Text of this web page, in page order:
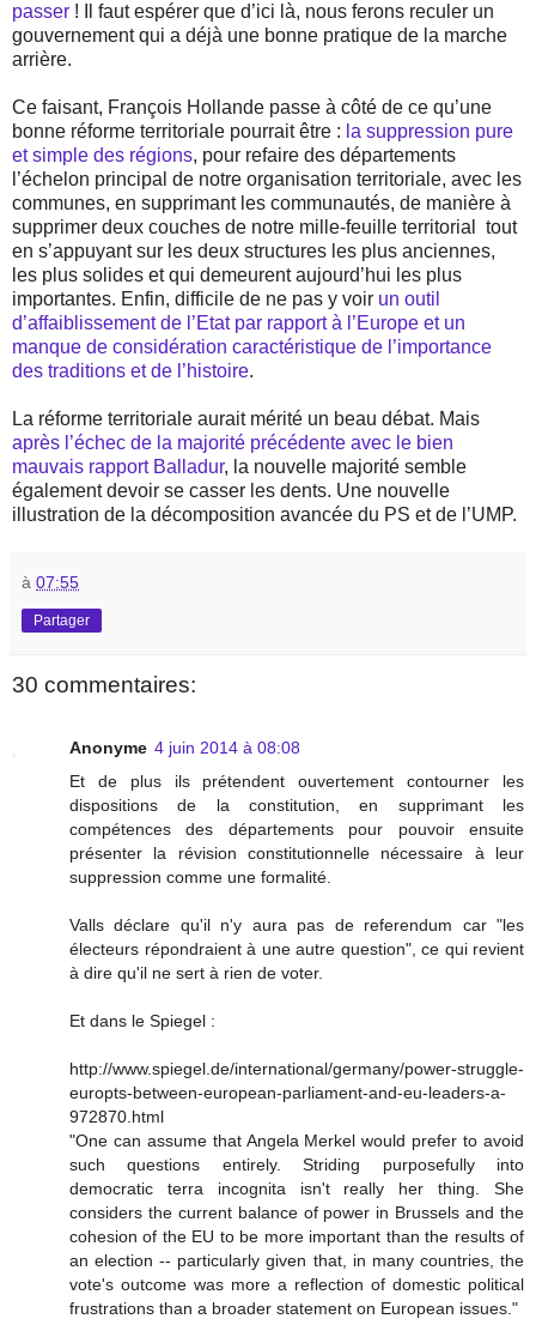
passer ! Il faut espérer que d’ici là, nous ferons reculer un
gouvernement qui a déjà une bonne pratique de la marche
arrière.
Ce faisant, François Hollande passe à côté de ce qu’une
bonne réforme territoriale pourrait être : la suppression pure
et simple des régions, pour refaire des départements
l’échelon principal de notre organisation territoriale, avec les
communes, en supprimant les communautés, de manière à
supprimer deux couches de notre mille-feuille territorial
tout
en s’appuyant sur les deux structures les plus anciennes,
les plus solides et qui demeurent aujourd’hui les plus
importantes. Enfin, difficile de ne pas y voir un outil
d’affaiblissement de l’Etat par rapport à l’Europe et un
manque de considération caractéristique de l’importance
des traditions et de l’histoire.
La réforme territoriale aurait mérité un beau débat. Mais
après l’échec de la majorité précédente avec le bien
mauvais rapport Balladur, la nouvelle majorité semble
également devoir se casser les dents. Une nouvelle
illustration de la décomposition avancée du PS et de l’UMP.
à 07:55
Partager
30 commentaires:
Anonyme 4 juin 2014 à 08:08
Et de plus ils prétendent ouvertement contourner les
dispositions de la constitution, en supprimant les
compétences des départements pour pouvoir ensuite
présenter la révision constitutionnelle nécessaire à leur
suppression comme une formalité.
Valls déclare qu'il n'y aura pas de referendum car "les
électeurs répondraient à une autre question", ce qui revient
à dire qu'il ne sert à rien de voter.
Et dans le Spiegel :
http://www.spiegel.de/international/germany/power-struggle-
europts-between-european-parliament-and-eu-leaders-a-
972870.html
"One can assume that Angela Merkel would prefer to avoid
such questions entirely. Striding purposefully into
democratic terra incognita isn't really her thing. She
considers the current balance of power in Brussels and the
cohesion of the EU to be more important than the results of
an election -- particularly given that, in many countries, the
vote's outcome was more a reflection of domestic political
frustrations than a broader statement on European issues."